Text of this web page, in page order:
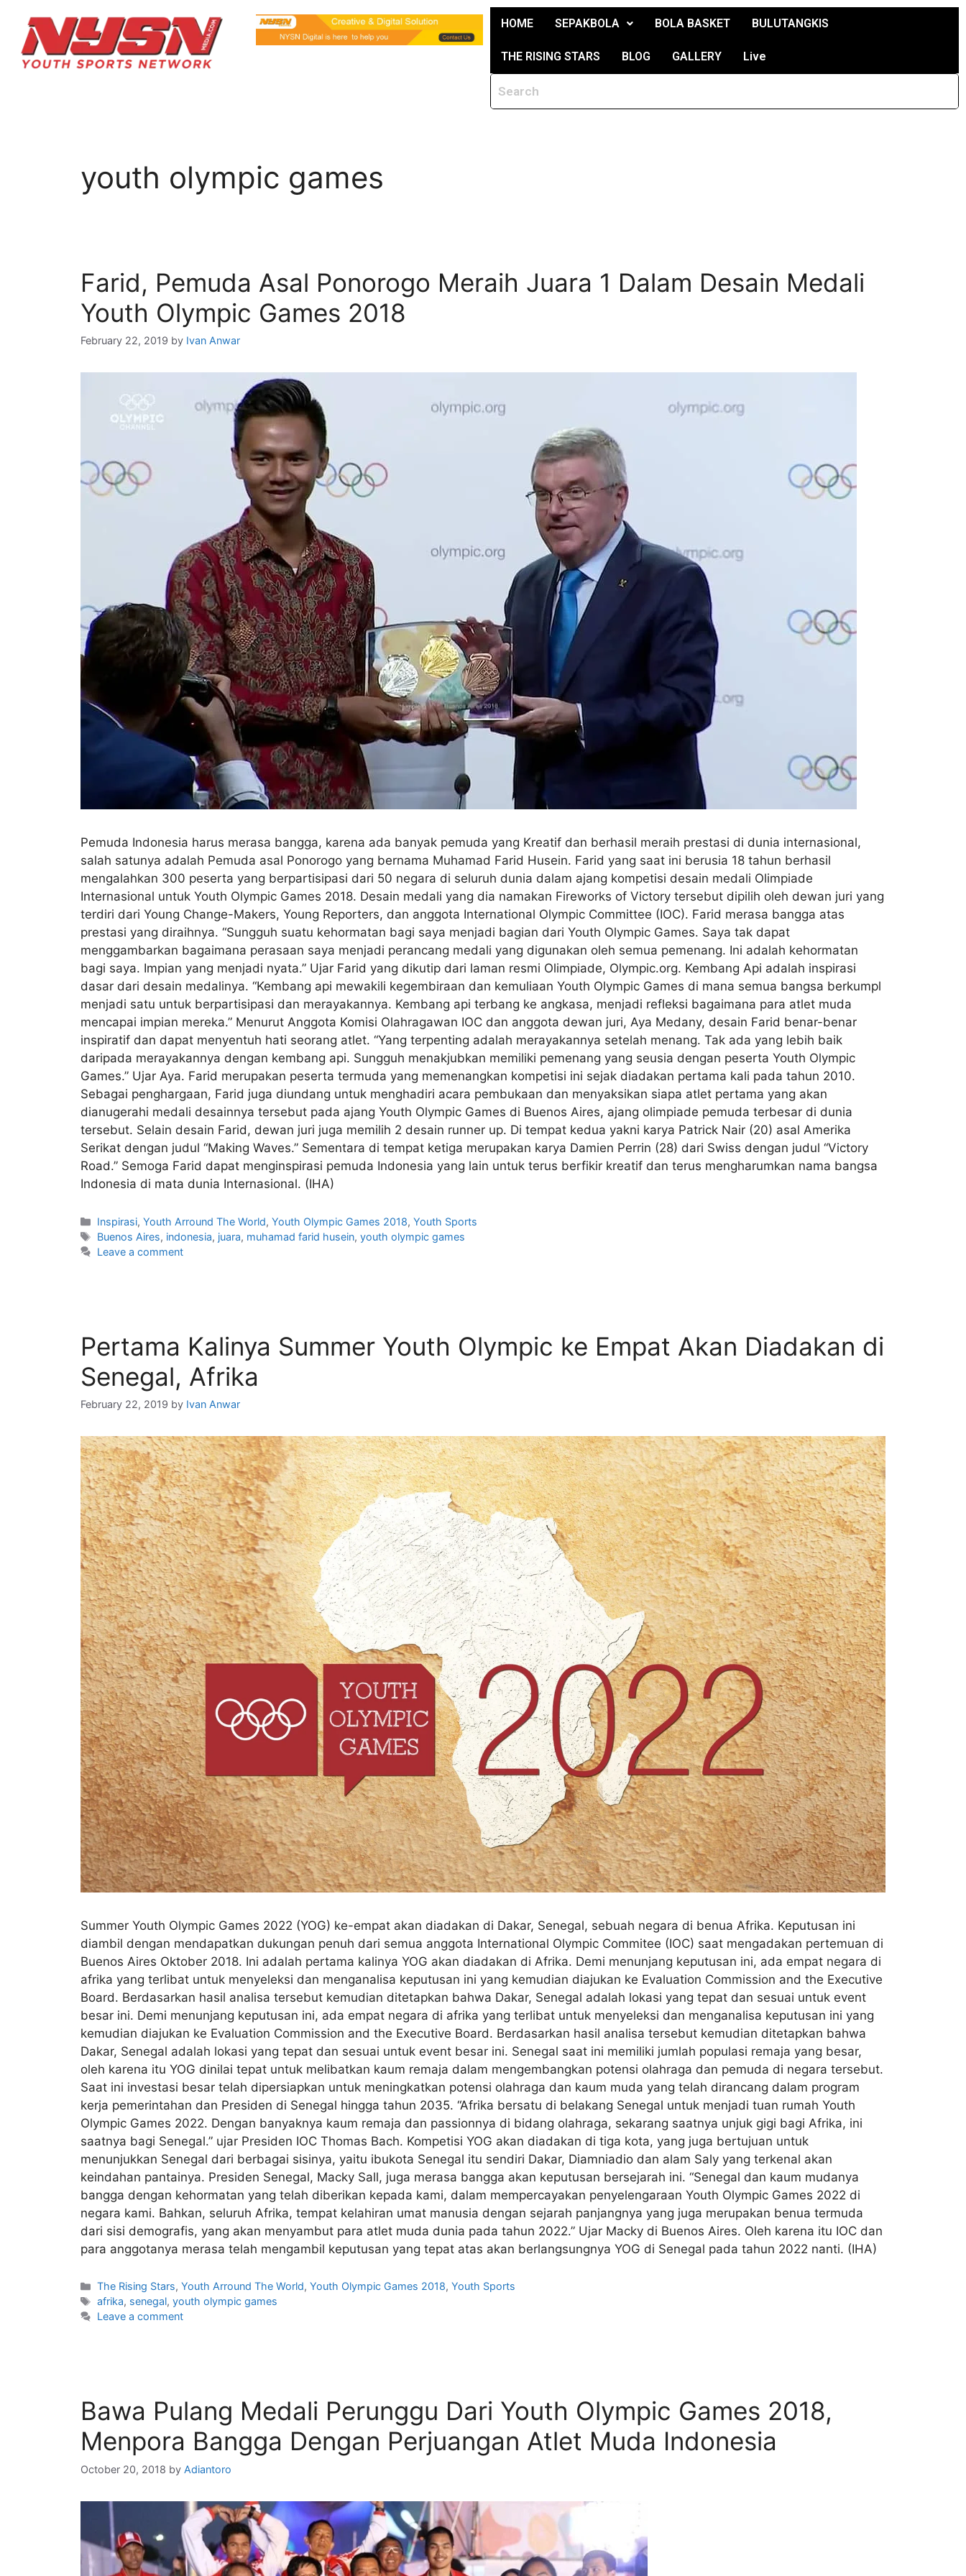
HOME SEPAKBOLA BOLA BASKET BULUTANGKIS
THE RISING STARS BLOG GALLERY Live
youth olympic games
Farid, Pemuda Asal Ponorogo Meraih Juara 1 Dalam Desain Medali
Youth Olympic Games 2018
February 22, 2019 by Ivan Anwar
Pemuda Indonesia harus merasa bangga, karena ada banyak pemuda yang Kreatif dan berhasil meraih prestasi di dunia internasional,
salah satunya adalah Pemuda asal Ponorogo yang bernama Muhamad Farid Husein. Farid yang saat ini berusia 18 tahun berhasil
mengalahkan 300 peserta yang berpartisipasi dari 50 negara di seluruh dunia dalam ajang kompetisi desain medali Olimpiade
Internasional untuk Youth Olympic Games 2018. Desain medali yang dia namakan Fireworks of Victory tersebut dipilih oleh dewan juri yang
terdiri dari Young Change-Makers, Young Reporters, dan anggota International Olympic Committee (IOC). Farid merasa bangga atas
prestasi yang diraihnya. “Sungguh suatu kehormatan bagi saya menjadi bagian dari Youth Olympic Games. Saya tak dapat
menggambarkan bagaimana perasaan saya menjadi perancang medali yang digunakan oleh semua pemenang. Ini adalah kehormatan
bagi saya. Impian yang menjadi nyata.” Ujar Farid yang dikutip dari laman resmi Olimpiade, Olympic.org. Kembang Api adalah inspirasi
dasar dari desain medalinya. “Kembang api mewakili kegembiraan dan kemuliaan Youth Olympic Games di mana semua bangsa berkumpl
menjadi satu untuk berpartisipasi dan merayakannya. Kembang api terbang ke angkasa, menjadi refleksi bagaimana para atlet muda
mencapai impian mereka.” Menurut Anggota Komisi Olahragawan IOC dan anggota dewan juri, Aya Medany, desain Farid benar-benar
inspiratif dan dapat menyentuh hati seorang atlet. “Yang terpenting adalah merayakannya setelah menang. Tak ada yang lebih baik
daripada merayakannya dengan kembang api. Sungguh menakjubkan memiliki pemenang yang seusia dengan peserta Youth Olympic
Games.” Ujar Aya. Farid merupakan peserta termuda yang memenangkan kompetisi ini sejak diadakan pertama kali pada tahun 2010.
Sebagai penghargaan, Farid juga diundang untuk menghadiri acara pembukaan dan menyaksikan siapa atlet pertama yang akan
dianugerahi medali desainnya tersebut pada ajang Youth Olympic Games di Buenos Aires, ajang olimpiade pemuda terbesar di dunia
tersebut. Selain desain Farid, dewan juri juga memilih 2 desain runner up. Di tempat kedua yakni karya Patrick Nair (20) asal Amerika
Serikat dengan judul “Making Waves.” Sementara di tempat ketiga merupakan karya Damien Perrin (28) dari Swiss dengan judul “Victory
Road.” Semoga Farid dapat menginspirasi pemuda Indonesia yang lain untuk terus berfikir kreatif dan terus mengharumkan nama bangsa
Indonesia di mata dunia Internasional. (IHA)
Inspirasi,Youth Arround The World,Youth Olympic Games 2018,Youth Sports
Buenos Aires, indonesia, juara, muhamad farid husein,youth olympic games
Leave a comment
Pertama Kalinya Summer Youth Olympic ke Empat Akan Diadakan di
Senegal, Afrika
February 22, 2019 by Ivan Anwar
Summer Youth Olympic Games 2022 (YOG) ke-empat akan diadakan di Dakar, Senegal, sebuah negara di benua Afrika. Keputusan ini
diambil dengan mendapatkan dukungan penuh dari semua anggota International Olympic Commitee (IOC) saat mengadakan pertemuan di
Buenos Aires Oktober 2018. Ini adalah pertama kalinya YOG akan diadakan di Afrika. Demi menunjang keputusan ini, ada empat negara di
afrika yang terlibat untuk menyeleksi dan menganalisa keputusan ini yang kemudian diajukan ke Evaluation Commission and the Executive
Board. Berdasarkan hasil analisa tersebut kemudian ditetapkan bahwa Dakar, Senegal adalah lokasi yang tepat dan sesuai untuk event
besar ini. Demi menunjang keputusan ini, ada empat negara di afrika yang terlibat untuk menyeleksi dan menganalisa keputusan ini yang
kemudian diajukan ke Evaluation Commission and the Executive Board. Berdasarkan hasil analisa tersebut kemudian ditetapkan bahwa
Dakar, Senegal adalah lokasi yang tepat dan sesuai untuk event besar ini. Senegal saat ini memiliki jumlah populasi remaja yang besar,
oleh karena itu YOG dinilai tepat untuk melibatkan kaum remaja dalam mengembangkan potensi olahraga dan pemuda di negara tersebut.
Saat ini investasi besar telah dipersiapkan untuk meningkatkan potensi olahraga dan kaum muda yang telah dirancang dalam program
kerja pemerintahan dan Presiden di Senegal hingga tahun 2035. “Afrika bersatu di belakang Senegal untuk menjadi tuan rumah Youth
Olympic Games 2022. Dengan banyaknya kaum remaja dan passionnya di bidang olahraga, sekarang saatnya unjuk gigi bagi Afrika, ini
saatnya bagi Senegal.” ujar Presiden IOC Thomas Bach. Kompetisi YOG akan diadakan di tiga kota, yang juga bertujuan untuk
menunjukkan Senegal dari berbagai sisinya, yaitu ibukota Senegal itu sendiri Dakar, Diamniadio dan alam Saly yang terkenal akan
keindahan pantainya. Presiden Senegal, Macky Sall, juga merasa bangga akan keputusan bersejarah ini. “Senegal dan kaum mudanya
bangga dengan kehormatan yang telah diberikan kepada kami, dalam mempercayakan penyelengaraan Youth Olympic Games 2022 di
negara kami. Bahkan, seluruh Afrika, tempat kelahiran umat manusia dengan sejarah panjangnya yang juga merupakan benua termuda
dari sisi demografis, yang akan menyambut para atlet muda dunia pada tahun 2022.” Ujar Macky di Buenos Aires. Oleh karena itu IOC dan
para anggotanya merasa telah mengambil keputusan yang tepat atas akan berlangsungnya YOG di Senegal pada tahun 2022 nanti. (IHA)
The Rising Stars,Youth Arround The World,Youth Olympic Games 2018,Youth Sports
afrika, senegal,youth olympic games
Leave a comment
Bawa Pulang Medali Perunggu Dari Youth Olympic Games 2018,
Menpora Bangga Dengan Perjuangan Atlet Muda Indonesia
October 20, 2018 by Adiantoro